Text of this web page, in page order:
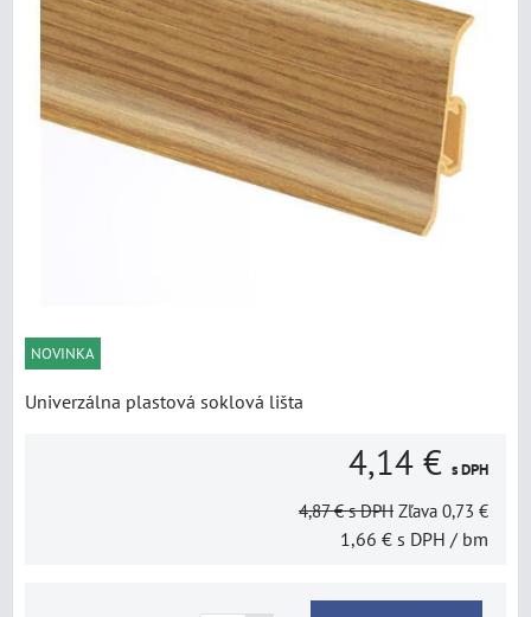
NOVINKA
Univerzálna plastová soklová lišta
4,14 € s DPH
4,87 € s DPH Zľava 0,73 €
1,66 € s DPH / bm